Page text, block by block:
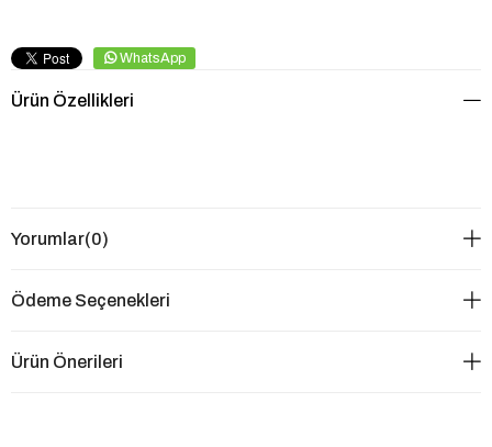
WhatsApp
Ürün Özellikleri
Yorumlar(0)
Ödeme Seçenekleri
Ürün Önerileri